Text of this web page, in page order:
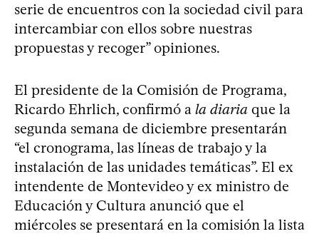
serie de encuentros con la sociedad civil para
intercambiar con ellos sobre nuestras
propuestas y recoger” opiniones.
El presidente de la Comisión de Programa,
Ricardo Ehrlich, confirmó a la diaria que la
segunda semana de diciembre presentarán
“el cronograma, las líneas de trabajo y la
instalación de las unidades temáticas”. El ex
intendente de Montevideo y ex ministro de
Educación y Cultura anunció que el
miércoles se presentará en la comisión la lista